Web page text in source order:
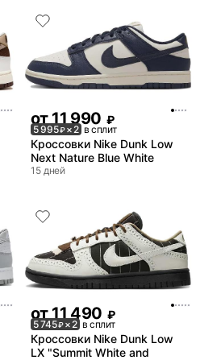
от 11 990 ₽
5 995₽× 2 в сплит
Кроссовки Nike Dunk Low
Next Nature Blue White
15 дней
от11 490 ₽
5 745₽× 2 в сплит
Кроссовки Nike Dunk Low
LX "Summit White and